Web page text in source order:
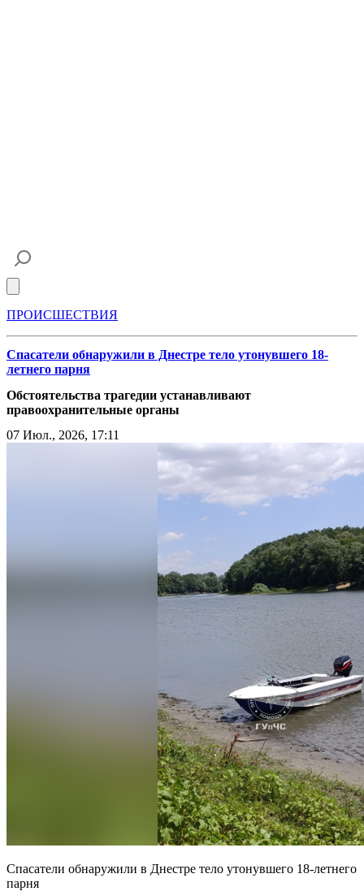
ПРОИСШЕСТВИЯ
Спасатели обнаружили в Днестре тело утонувшего 18-
летнего парня
Обстоятельства трагедии устанавливают
правоохранительные органы
07 Июл., 2026, 17:11
Спасатели обнаружили в Днестре тело утонувшего 18-летнего
парня